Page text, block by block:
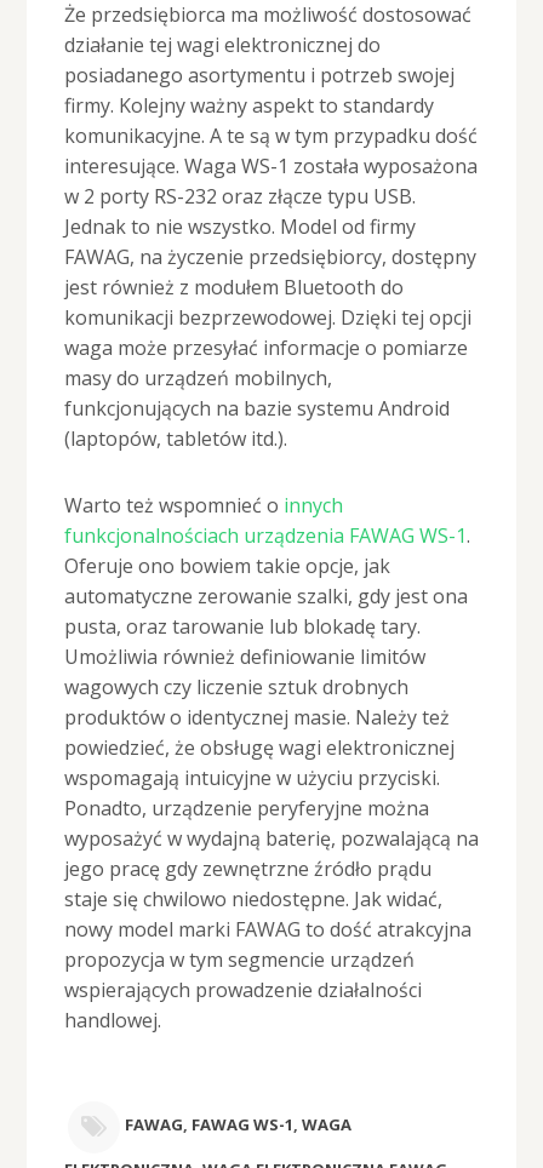
Że przedsiębiorca ma możliwość dostosować
działanie tej wagi elektronicznej do
posiadanego asortymentu i potrzeb swojej
firmy. Kolejny ważny aspekt to standardy
komunikacyjne. A te są w tym przypadku dość
interesujące. Waga WS-1 została wyposażona
w 2 porty RS-232 oraz złącze typu USB.
Jednak to nie wszystko. Model od firmy
FAWAG, na życzenie przedsiębiorcy, dostępny
jest również z modułem Bluetooth do
komunikacji bezprzewodowej. Dzięki tej opcji
waga może przesyłać informacje o pomiarze
masy do urządzeń mobilnych,
funkcjonujących na bazie systemu Android
(laptopów, tabletów itd.).
Warto też wspomnieć o innych
funkcjonalnościach urządzenia FAWAG WS-1.
Oferuje ono bowiem takie opcje, jak
automatyczne zerowanie szalki, gdy jest ona
pusta, oraz tarowanie lub blokadę tary.
Umożliwia również definiowanie limitów
wagowych czy liczenie sztuk drobnych
produktów o identycznej masie. Należy też
powiedzieć, że obsługę wagi elektronicznej
wspomagają intuicyjne w użyciu przyciski.
Ponadto, urządzenie peryferyjne można
wyposażyć w wydajną baterię, pozwalającą na
jego pracę gdy zewnętrzne źródło prądu
staje się chwilowo niedostępne. Jak widać,
nowy model marki FAWAG to dość atrakcyjna
propozycja w tym segmencie urządzeń
wspierających prowadzenie działalności
handlowej.
FAWAG, FAWAG WS-1, WAGA